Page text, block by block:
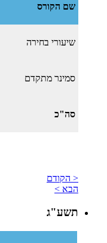
שם הקורס
שיעורי בחירה
סמינר מתקדם
סה"כ
< הקודם
הבא >
תשע"ג